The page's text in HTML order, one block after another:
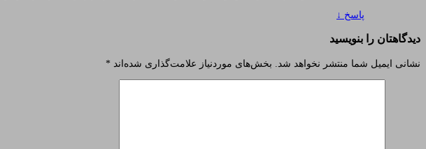
پاسخ ↓
دیدگاهتان را بنویسید
نشانی ایمیل شما منتشر نخواهد شد. بخش‌های موردنیاز علامت‌گذاری شده‌اند *